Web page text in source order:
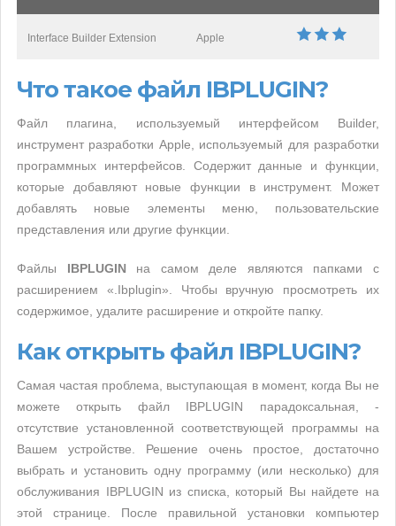
Interface Builder Extension Apple
Что такое файл IBPLUGIN?
Файл плагина, используемый интерфейсом Builder,
инструмент разработки Apple, используемый для разработки
программных интерфейсов. Содержит данные и функции,
которые добавляют новые функции в инструмент. Может
добавлять новые элементы меню, пользовательские
представления или другие функции.
Файлы IBPLUGIN на самом деле являются папками с
расширением «.Ibplugin». Чтобы вручную просмотреть их
содержимое, удалите расширение и откройте папку.
Как открыть файл IBPLUGIN?
Самая частая проблема, выступающая в момент, когда Вы не
можете открыть файл IBPLUGIN парадоксальная, -
отсутствие установленной соответствующей программы на
Вашем устройстве. Решение очень простое, достаточно
выбрать и установить одну программу (или несколько) для
обслуживания IBPLUGIN из списка, который Вы найдете на
этой странице. После правильной установки компьютер